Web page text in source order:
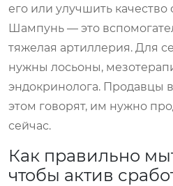
его или улучшить качество
Шампунь — это
тяжелая артиллерия. Для
нужны лосьоны,
эндокринолога. Продавцы
этом говорят, им нужно
сейчас.
Как правильно
чтобы актив